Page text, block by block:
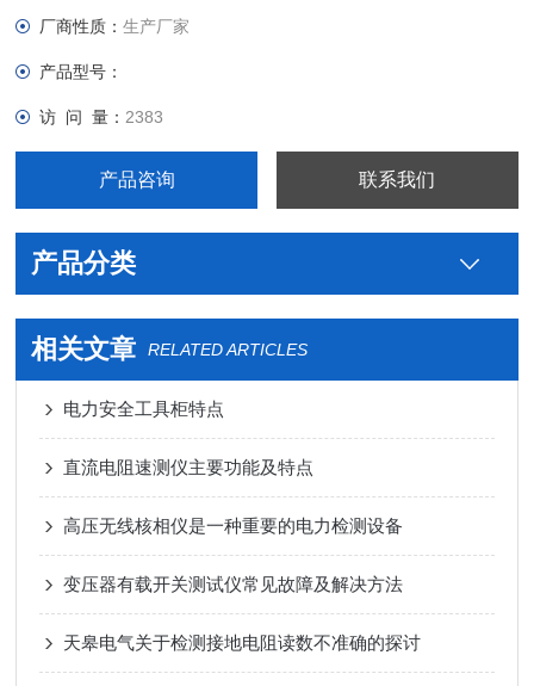
厂商性质：生产厂家
产品型号：
访 问 量： 2383
产品咨询 联系我们
产品分类
相关文章 RELATED ARTICLES
电力安全工具柜特点
直流电阻速测仪主要功能及特点
高压无线核相仪是一种重要的电力检测设备
变压器有载开关测试仪常见故障及解决方法
天皋电气关于检测接地电阻读数不准确的探讨